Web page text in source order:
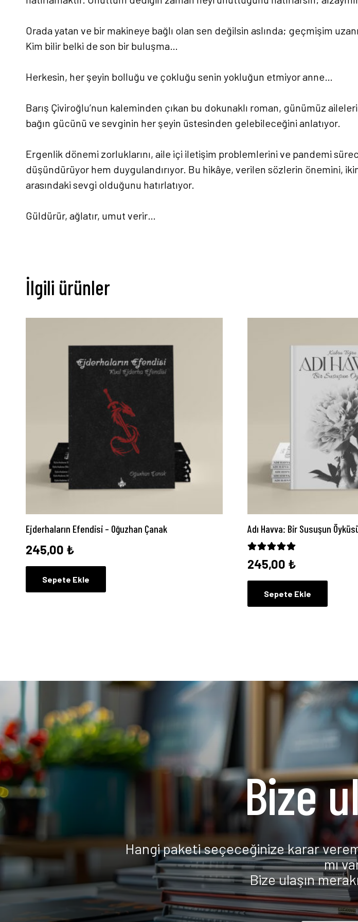
Orada yatan ve bir makineye bağlı olan sen değilsin aslında; geçmişim
Kim bilir belki de son bir buluşma…
Herkesin, her şeyin bolluğu ve çokluğu senin yokluğun etmiyor anne…
Barış Çiviroğlu’nun kaleminden çıkan bu dokunaklı roman, günümüz
bağın gücünü ve sevginin her şeyin üstesinden gelebileceğini anlatıyor.
Ergenlik dönemi zorluklarını, aile içi iletişim problemlerini ve pandemi
düşündürüyor hem duygulandırıyor. Bu hikâye, verilen sözlerin önemini,
arasındaki sevgi olduğunu hatırlatıyor.
Güldürür, ağlatır, umut verir…
İlgili ürünler
Ejderhaların Efendisi – Oğuzhan Çanak
245,00 ₺
Sepete Ekle
Adı Havva: Bir Susuşun
245,00 ₺
Sepete Ekle
Bize
Hangi paketi seçeceğinize karar
mı
Bize ulaşın